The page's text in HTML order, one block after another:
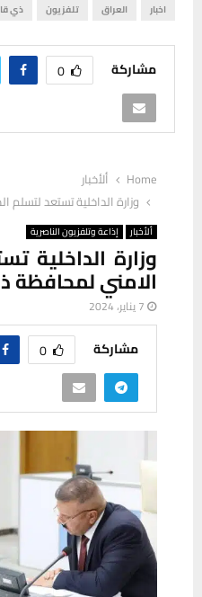
اخبار العراق تلفزيون ذي
مشاركة 0
Home
ألأخبار
وزارة الداخلية تستعد
ألأخبار إذاعة وتلفزيون الناصرية
وزارة الداخلية
الامني لمحافظة
7 يناير، 2024
مشاركة 0